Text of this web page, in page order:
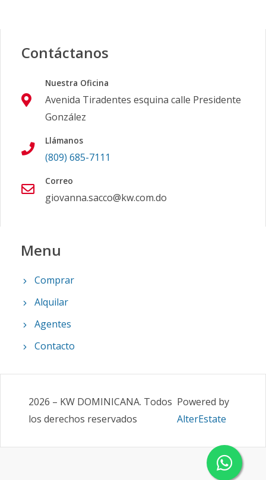
Contáctanos
Nuestra Oficina
Avenida Tiradentes esquina calle Presidente
González
Llámanos
(809) 685-7111
Correo
giovanna.sacco@kw.com.do
Menu
Comprar
Alquilar
Agentes
Contacto
2026 – KW DOMINICANA. Todos
los derechos reservados
Powered by
AlterEstate